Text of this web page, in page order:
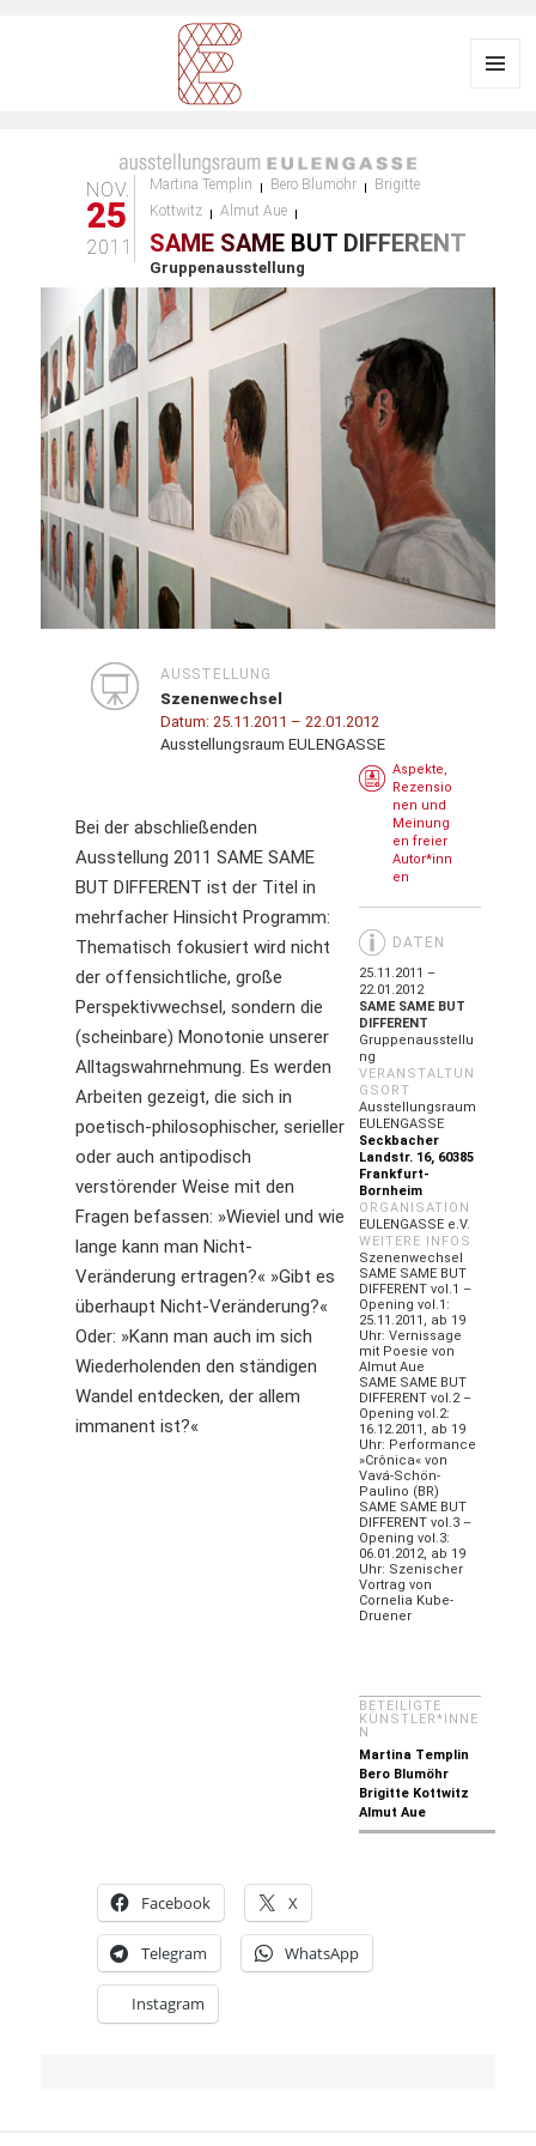
EULENGASSE
NOV.
25
2011
Martina Templin Bero Blumöhr
Brigitte
Kottwitz
Almut Aue
SAME SAME BUT DIFFERENT
Gruppenausstellung
AUSSTELLUNG
Szenenwechsel
Datum: 25.11.2011 – 22.01.2012
Ausstellungsraum EULENGASSE
Aspekte,
Rezensio
nen und
Meinung
en freier
Autor*inn
en
DATEN
25.11.2011 –
22.01.2012
SAME SAME BUT
DIFFERENT
Gruppenausstellu
ng
VERANSTALTUN
GSORT
Ausstellungsraum
EULENGASSE
Seckbacher
Landstr. 16, 60385
Frankfurt-
Bornheim
ORGANISATION
EULENGASSE e.V.
WEITERE INFOS
Szenenwechsel
SAME SAME BUT
DIFFERENT vol.1 –
Opening vol.1:
25.11.2011, ab 19
Uhr: Vernissage
mit Poesie von
Almut Aue
SAME SAME BUT
DIFFERENT vol.2 –
Opening vol.2:
16.12.2011, ab 19
Uhr: Performance
»Crônica« von
Vavá-Schön-
Paulino (BR)
SAME SAME BUT
DIFFERENT vol.3 –
Opening vol.3:
06.01.2012, ab 19
Uhr: Szenischer
Vortrag von
Cornelia Kube-
Druener
BETEILIGTE
KÜNSTLER*INNE
N
Martina Templin
Bero Blumöhr
Brigitte Kottwitz
Almut Aue
Bei der abschließenden
Ausstellung 2011 SAME SAME
BUT DIFFERENT ist der Titel in
mehrfacher Hinsicht Programm:
Thematisch fokusiert wird nicht
der offensichtliche, große
Perspektivwechsel, sondern die
(scheinbare) Monotonie unserer
Alltagswahrnehmung. Es werden
Arbeiten gezeigt, die sich in
poetisch-philosophischer, serieller
oder auch antipodisch
verstörender Weise mit den
Fragen befassen: »Wieviel und wie
lange kann man Nicht-
Veränderung ertragen?« »Gibt es
überhaupt Nicht-Veränderung?«
Oder: »Kann man auch im sich
Wiederholenden den ständigen
Wandel entdecken, der allem
immanent ist?«
Facebook X
Telegram WhatsApp
Instagram